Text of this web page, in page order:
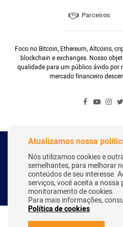
Parceiros
Foco no Bitcoin, Ethereum, Altcoins,
blockchain e exchanges. Nosso
qualidade para um público ávido por
mercado financeiro
Copyright Webitcoin 2018 -
Desenvolvido por:
Atualizamos nossa
Nós utilizamos cookies e
semelhantes, para melhorar
conteúdos de seu interesse.
serviços, você aceita a nossa
monitoramento de cookies.
Para mais informações,
Política de cookies